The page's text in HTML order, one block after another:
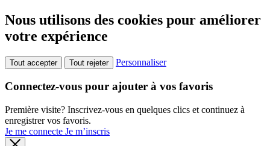
Nous utilisons des cookies pour améliorer
votre expérience
Tout accepter Tout rejeter Personnaliser
Connectez-vous pour ajouter à vos favoris
Première visite? Inscrivez-vous en quelques clics et continuez à
enregistrer vos favoris.
Je me connecte Je m’inscris